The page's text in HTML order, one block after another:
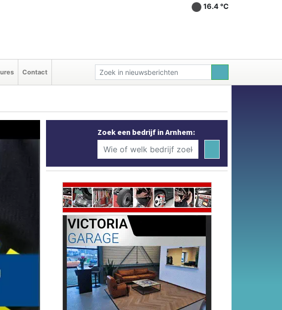
16.4 ℃
Contact
Zoek een bedrijf in Arnhem: